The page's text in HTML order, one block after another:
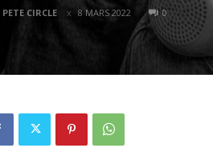
PETE CIRCLE 8 MARS 2022 0